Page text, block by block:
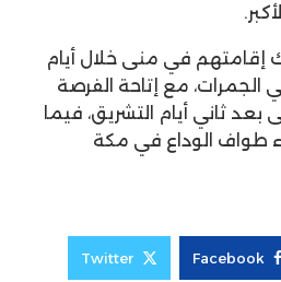
إقامتهم في منى خلال أيام
الجمرات، مع إتاحة الفرصة
ثاني أيام التشريق، فيما
طواف الوداع في مكة
Facebook
Twitter